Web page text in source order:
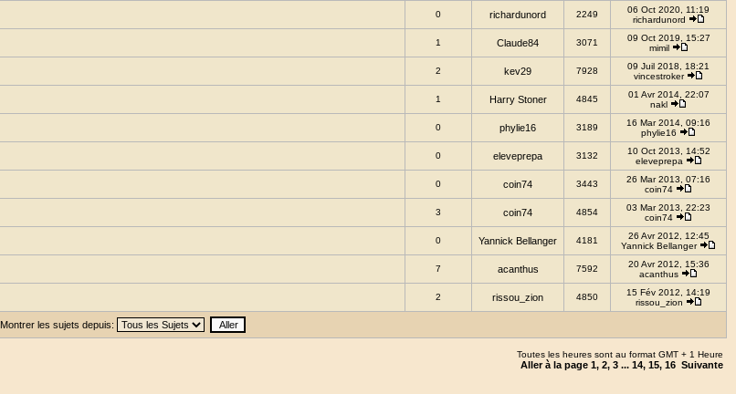
0 richardunord 2249
06 Oct 2020, 11:19
richardunord
1 Claude84 3071
09 Oct 2019, 15:27
mimil
2 kev29 7928
09 Juil 2018, 18:21
vincestroker
1 Harry Stoner 4845
01 Avr 2014, 22:07
nakl
0 phylie16 3189
16 Mar 2014, 09:16
phylie16
0 eleveprepa 3132
10 Oct 2013, 14:52
eleveprepa
0 coin74 3443
26 Mar 2013, 07:16
coin74
3 coin74 4854
03 Mar 2013, 22:23
coin74
0 Yannick Bellanger 4181
26 Avr 2012, 12:45
Yannick Bellanger
7 acanthus 7592
20 Avr 2012, 15:36
acanthus
2 rissou_zion 4850
15 Fév 2012, 14:19
rissou_zion
Montrer les sujets depuis:
Toutes les heures sont au format GMT + 1 Heure
Aller à la page 1, 2, 3 ... 14, 15, 16 Suivante